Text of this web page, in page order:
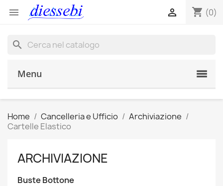
 shopping_cart (0)

search
Menu
Home Cancelleria e Ufficio
Archiviazione
Cartelle Elastico
ARCHIVIAZIONE
Buste Bottone